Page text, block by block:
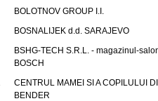
BOLOTNOV GROUP I.I.
BOSNALIJEK d.d. SARAJEVO
BSHG-TECH S.R.L. - magazinul-
BOSCH
CENTRUL MAMEI SI A COPILULUI
BENDER